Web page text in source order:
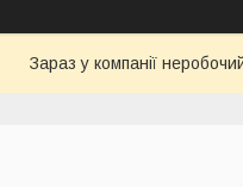
Зараз у компанії